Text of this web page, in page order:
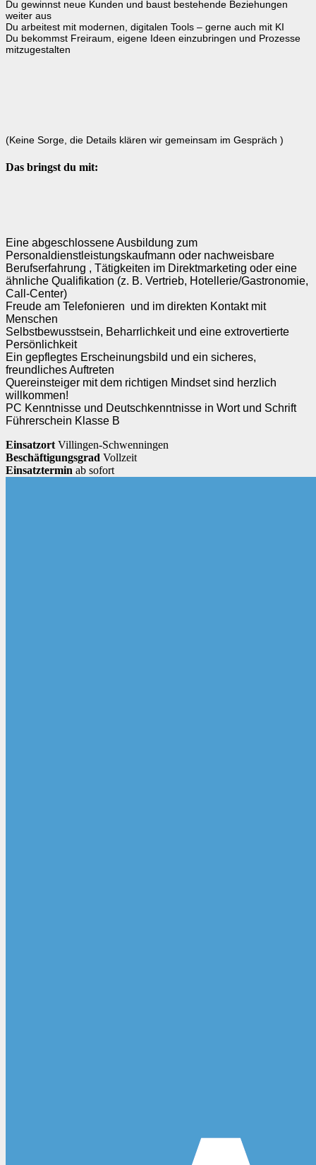
Du gewinnst neue Kunden und baust bestehende Beziehungen
weiter aus
Du arbeitest mit modernen, digitalen Tools – gerne auch mit KI
Du bekommst Freiraum, eigene Ideen einzubringen und Prozesse
mitzugestalten
(Keine Sorge, die Details klären wir gemeinsam im Gespräch )
Das bringst du mit:
Eine abgeschlossene Ausbildung zum
Personaldienstleistungskaufmann oder nachweisbare
Berufserfahrung , Tätigkeiten im Direktmarketing oder eine
ähnliche Qualifikation (z. B. Vertrieb, Hotellerie/Gastronomie,
Call-Center)
Freude am Telefonieren und im direkten Kontakt mit
Menschen
Selbstbewusstsein, Beharrlichkeit und eine extrovertierte
Persönlichkeit
Ein gepflegtes Erscheinungsbild und ein sicheres,
freundliches Auftreten
Quereinsteiger mit dem richtigen Mindset sind herzlich
willkommen!
PC Kenntnisse und Deutschkenntnisse in Wort und Schrift
Führerschein Klasse B
Einsatzort Villingen-Schwenningen
Beschäftigungsgrad Vollzeit
Einsatztermin ab sofort